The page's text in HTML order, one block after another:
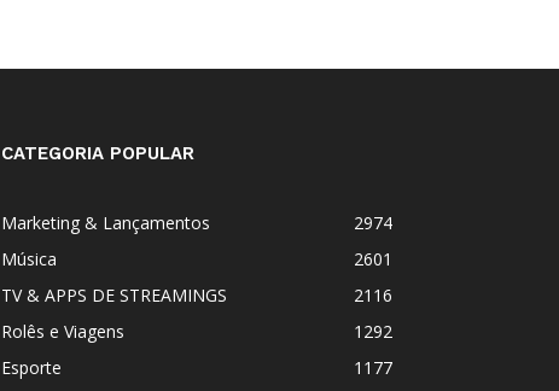
CATEGORIA POPULAR
Marketing & Lançamentos
2974
Música
2601
TV & APPS DE STREAMINGS
2116
Rolês e Viagens
1292
Esporte
1177